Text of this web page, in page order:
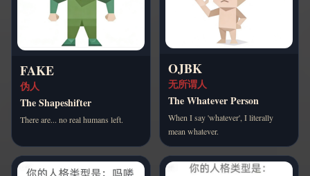
FAKE
伪人
The Shapeshifter
There are... no real humans left.
OJBK
无所谓人
The Whatever Person
When I say 'whatever', I literally
mean whatever.